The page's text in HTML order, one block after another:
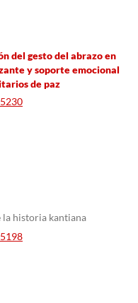
del gesto del abrazo en
y soporte emocional
de paz
la historia kantiana